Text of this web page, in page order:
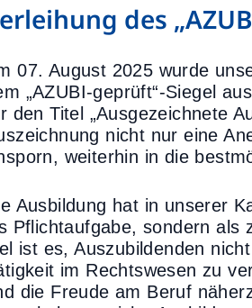
des
07. August 2025 wurde
„AZUBI-geprüft“-Siegel
den Titel „Ausgezeichnete
nicht nur eine
weiterhin in die
Ausbildung hat in unserer
Pflichtaufgabe, sondern als
ist es, Auszubildenden
im Rechtswesen zu
die Freude am Beruf